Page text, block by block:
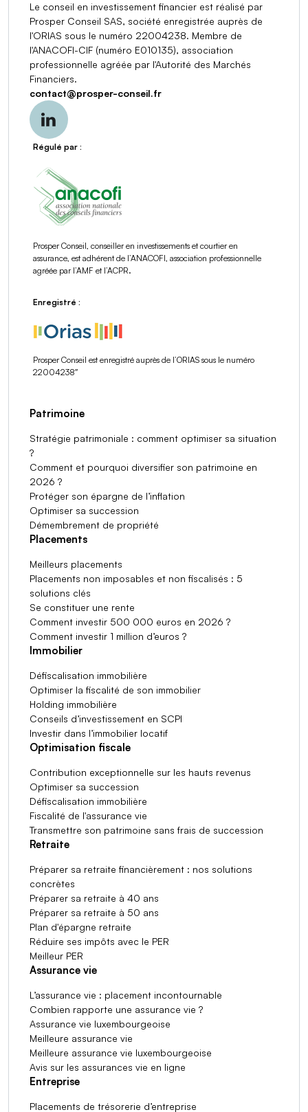
Le conseil en investissement financier est réalisé par
Prosper Conseil SAS, société enregistrée auprès de
l'ORIAS sous le numéro 22004238. Membre de
l'ANACOFI-CIF (numéro E010135), association
professionnelle agréée par l'Autorité des Marchés
Financiers.
contact@prosper-conseil.fr
Régulé par :
Prosper Conseil, conseiller en investissements et courtier en
assurance, est adhérent de l’ANACOFI, association professionnelle
agréée par l’AMF et l’ACPR.
Enregistré :
Prosper Conseil est enregistré auprès de l’ORIAS sous le numéro
22004238″
Patrimoine
Stratégie patrimoniale : comment optimiser sa situation
?
Comment et pourquoi diversifier son patrimoine en
2026 ?
Protéger son épargne de l’inflation
Optimiser sa succession
Démembrement de propriété
Placements
Meilleurs placements
Placements non imposables et non fiscalisés : 5
solutions clés
Se constituer une rente
Comment investir 500 000 euros en 2026 ?
Comment investir 1 million d’euros ?
Immobilier
Défiscalisation immobilière
Optimiser la fiscalité de son immobilier
Holding immobilière
Conseils d’investissement en SCPI
Investir dans l’immobilier locatif
Optimisation fiscale
Contribution exceptionnelle sur les hauts revenus
Optimiser sa succession
Défiscalisation immobilière
Fiscalité de l'assurance vie
Transmettre son patrimoine sans frais de succession
Retraite
Préparer sa retraite financièrement : nos solutions
concrètes
Préparer sa retraite à 40 ans
Préparer sa retraite à 50 ans
Plan d'épargne retraite
Réduire ses impôts avec le PER
Meilleur PER
Assurance vie
L’assurance vie : placement incontournable
Combien rapporte une assurance vie ?
Assurance vie luxembourgeoise
Meilleure assurance vie
Meilleure assurance vie luxembourgeoise
Avis sur les assurances vie en ligne
Entreprise
Placements de trésorerie d’entreprise